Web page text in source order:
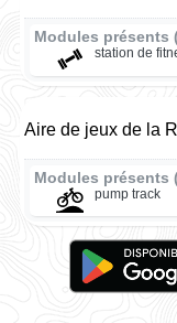
Modules présents
station de
Aire de jeux de la
Modules présents
pump track